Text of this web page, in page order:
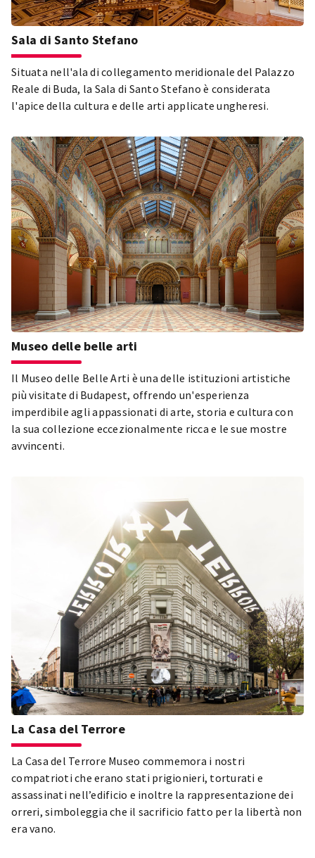
Sala di Santo Stefano
Situata nell'ala di collegamento meridionale del Palazzo
Reale di Buda, la Sala di Santo Stefano è considerata
l'apice della cultura e delle arti applicate ungheresi.
Museo delle belle arti
Il Museo delle Belle Arti è una delle istituzioni artistiche
più visitate di Budapest, offrendo un'esperienza
imperdibile agli appassionati di arte, storia e cultura con
la sua collezione eccezionalmente ricca e le sue mostre
avvincenti.
La Casa del Terrore
La Casa del Terrore Museo commemora i nostri
compatrioti che erano stati prigionieri, torturati e
assassinati nell’edificio e inoltre la rappresentazione dei
orreri, simboleggia che il sacrificio fatto per la libertà non
era vano.